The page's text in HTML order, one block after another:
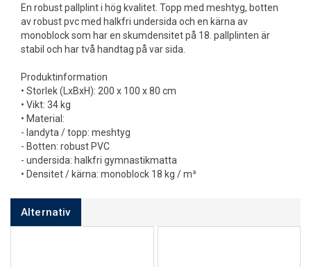
En robust pallplint i hög kvalitet. Topp med meshtyg, botten
av robust pvc med halkfri undersida och en kärna av
monoblock som har en skumdensitet på 18. pallplinten är
stabil och har två handtag på var sida.
Produktinformation
• Storlek (LxBxH): 200 x 100 x 80 cm
• Vikt: 34 kg
• Material:
- landyta / topp: meshtyg
- Botten: robust PVC
- undersida: halkfri gymnastikmatta
• Densitet / kärna: monoblock 18 kg / m³
Alternativ